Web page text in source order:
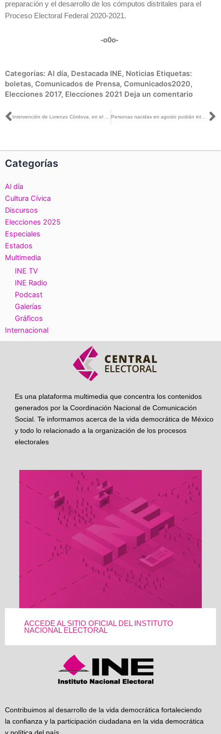
preparación y el desarrollo de los cómputos distritales para el
Proceso Electoral Federal 2020-2021.
-o0o-
Categorías: Al día, Destacada INE, Noticias Etiquetas:
boletas, Comunicados de Prensa, Comunicados2020,
Elecciones 2017, Elecciones 2021 Deja un comentario
Ant Personas nacidas en agosto podrán integrar Mesas Directivas de Casilla en elecciones 2021
Categorías
Al día
Cultura Cívica
Discursos
Elecciones 2025
Especiales
Estados
Multimedia
INE TV
INE Radio
Podcast
Galerías
Gráficos
Internacional
Es una plataforma multimedia que concentra los contenidos
generados por la Coordinación Nacional de Comunicación
Social. Te informamos acerca de la vida democrática de México
y todo lo relacionado a la organización de los procesos
electorales
ACCEDE AL SITIO OFICIAL DEL INSTITUTO
NACIONAL ELECTORAL
Contribuimos al desarrollo de la vida democrática fortaleciendo
la confianza y la participación ciudadana en la vida democrática